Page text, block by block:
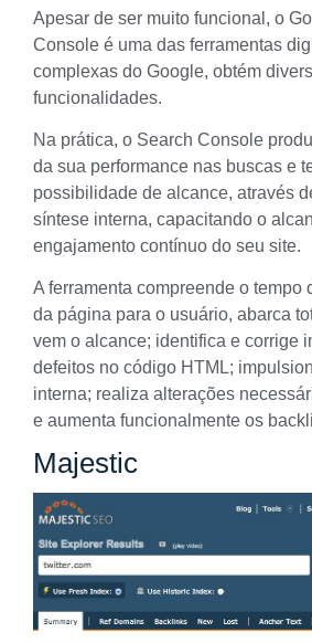
Apesar de ser muito funcional, o
Console é uma das ferramentas
complexas do Google, obtém
funcionalidades.
Na prática, o Search Console
da sua performance nas buscas e
possibilidade de alcance, através
síntese interna, capacitando o
engajamento contínuo do seu site.
A ferramenta compreende o tempo
da página para o usuário, abarca
vem o alcance; identifica e corrige
defeitos no código HTML;
interna; realiza alterações
e aumenta funcionalmente os
Majestic